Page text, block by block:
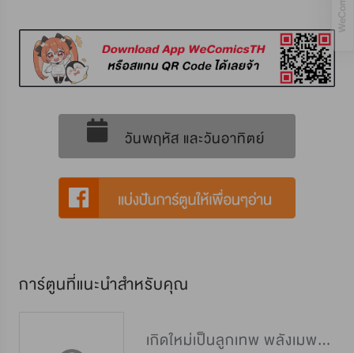
วันพฤหัส และวันอาทิตย์
การ์ตูนที่แนะนำสำหรับคุณ
เกิดใหม่เป็นลูกเทพ พลังเมพอย่าบอกใคร